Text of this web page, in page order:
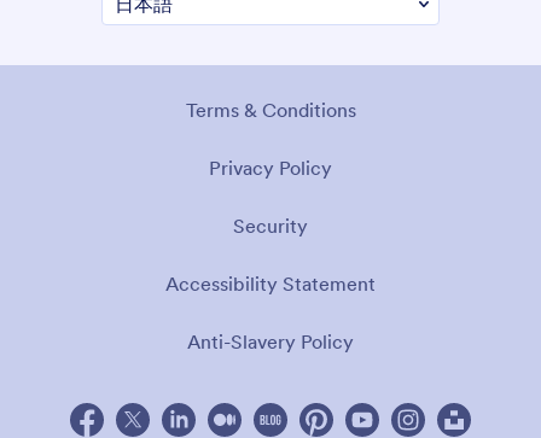
Terms & Conditions
Privacy Policy
Security
Accessibility Statement
Anti-Slavery Policy